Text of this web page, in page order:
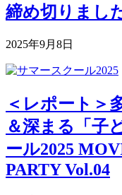
締め切りまし
2025年9月8日
＜レポート＞
＆深まる「子
ール2025
PARTY Vol.04